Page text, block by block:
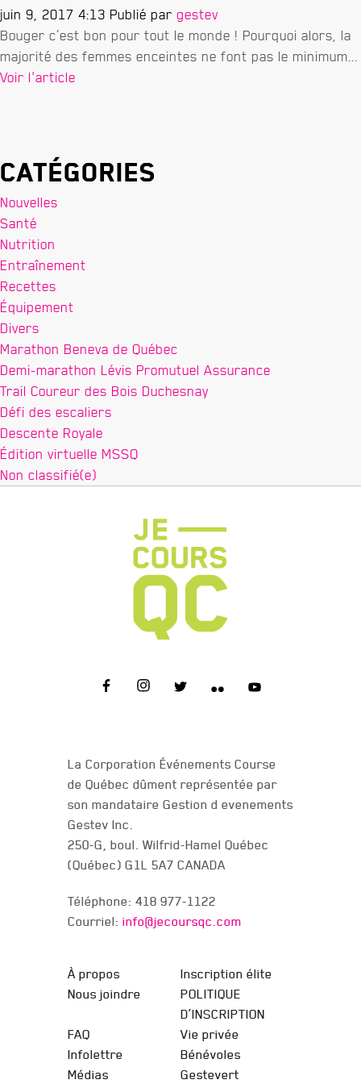
juin 9, 2017 4:13 Publié par gestev
Bouger c’est bon pour tout le monde ! Pourquoi alors, la
majorité des femmes enceintes ne font pas le minimum...
Voir l'article
Catégories
Nouvelles
Santé
Nutrition
Entraînement
Recettes
Équipement
Divers
Marathon Beneva de Québec
Demi-marathon Lévis Promutuel Assurance
Trail Coureur des Bois Duchesnay
Défi des escaliers
Descente Royale
Édition virtuelle MSSQ
Non classifié(e)
La Corporation Événements Course
de Québec dûment représentée par
son mandataire Gestion d evenements
Gestev Inc.
250-G, boul. Wilfrid-Hamel Québec
(Québec) G1L 5A7 CANADA
Téléphone: 418 977-1122
Courriel: info@jecoursqc.com
À propos
Inscription élite
Nous joindre
POLITIQUE
D’INSCRIPTION
FAQ
Vie privée
Infolettre
Bénévoles
Médias
Gestevert